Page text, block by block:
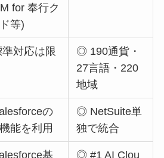
for 奉行ク
等)
対応は限
◎ 190通貨・
27言語・220
地域
の
能を利用
◎ NetSuite単
独で統合
基 ◎ #1 AI Clou